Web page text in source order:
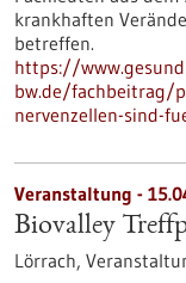
krankhaften
betreffen.
https://
bw.de/fachbeitrag/
nervenzellen-sind-
Veranstaltung -
Biovalley
Lörrach,